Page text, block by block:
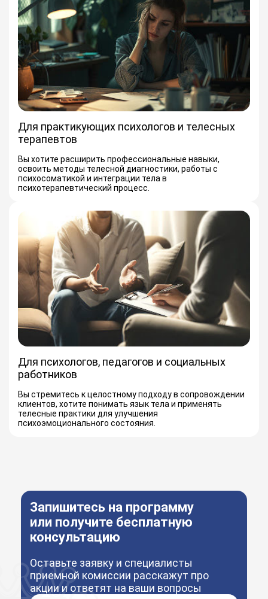
Для практикующих психологов и телесных
терапевтов
Вы хотите расширить профессиональные навыки,
освоить методы телесной диагностики, работы с
психосоматикой и интеграции тела в
психотерапевтический процесс.
Для психологов, педагогов и социальных
работников
Вы стремитесь к целостному подходу в сопровождении
клиентов, хотите понимать язык тела и применять
телесные практики для улучшения
психоэмоционального состояния.
Запишитесь на программу
или получите бесплатную
консультацию
Оставьте заявку и специалисты
приемной комиссии расскажут про
акции и ответят на ваши вопросы